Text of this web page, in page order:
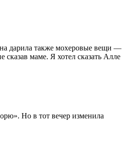
дарила также мохеровые вещи —
маме. Я хотел сказать Алле
Но в тот вечер изменила